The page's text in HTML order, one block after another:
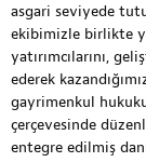
asgari seviyede
ekibimizle birlikte
yatırımcılarını,
ederek
gayrimenkul
çerçevesinde
entegre edilmiş